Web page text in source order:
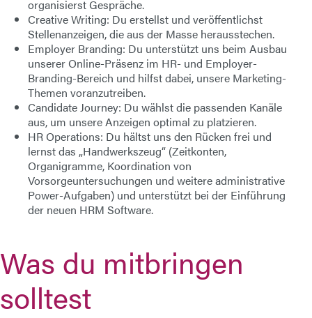
organisierst Gespräche.
Creative Writing: Du erstellst und veröffentlichst
Stellenanzeigen, die aus der Masse herausstechen.
Employer Branding: Du unterstützt uns beim Ausbau
unserer Online-Präsenz im HR- und Employer-
Branding-Bereich und hilfst dabei, unsere Marketing-
Themen voranzutreiben.
Candidate Journey: Du wählst die passenden Kanäle
aus, um unsere Anzeigen optimal zu platzieren.
HR Operations: Du hältst uns den Rücken frei und
lernst das „Handwerkszeug“ (Zeitkonten,
Organigramme, Koordination von
Vorsorgeuntersuchungen und weitere administrative
Power-Aufgaben) und unterstützt bei der Einführung
der neuen HRM Software.
Was du mitbringen
solltest